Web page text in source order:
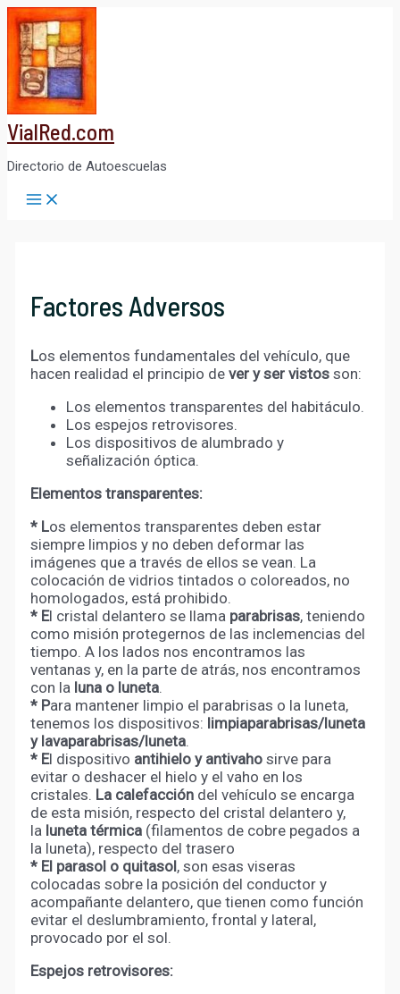
Ir
al
contenido
VialRed.com
Directorio de Autoescuelas
Main
Factores Adversos
Los elementos fundamentales del vehículo, que
hacen realidad el principio dever y ser vistos son:
Los elementos transparentes del habitáculo.
Los espejos retrovisores.
Los dispositivos de alumbrado y
señalización óptica.
Elementos transparentes:
* Los elementos transparentes deben estar
siempre limpios y no deben deformar las
imágenes que a través de ellos se vean. La
colocación de vidrios tintados o coloreados, no
homologados, está prohibido.
* El cristal delantero se llama parabrisas, teniendo
como misión protegernos de las inclemencias del
tiempo. A los lados nos encontramos las
ventanas y, en la parte de atrás, nos encontramos
con la luna o luneta.
* Para mantener limpio el parabrisas o la luneta,
tenemos los dispositivos: limpiaparabrisas/luneta
y lavaparabrisas/luneta.
* El dispositivo antihielo y antivaho sirve para
evitar o deshacer el hielo y el vaho en los
cristales. La calefacción del vehículo se encarga
de esta misión, respecto del cristal delantero y,
la luneta térmica (filamentos de cobre pegados a
la luneta), respecto del trasero
* El parasol o quitasol, son esas viseras
colocadas sobre la posición del conductor y
acompañante delantero, que tienen como función
evitar el deslumbramiento, frontal y lateral,
provocado por el sol.
Espejos retrovisores: